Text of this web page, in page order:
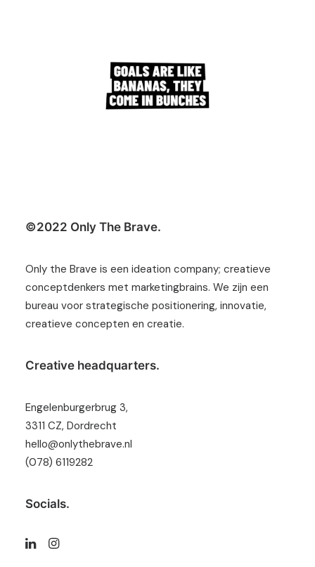
©2022 Only The Brave.
Only the Brave is een ideation company; creatieve
conceptdenkers met marketingbrains. We zijn een
bureau voor strategische positionering, innovatie,
creatieve concepten en creatie.
Creative headquarters.
Engelenburgerbrug 3,
3311 CZ, Dordrecht
hello@onlythebrave.nl
(078) 6119282
Socials.